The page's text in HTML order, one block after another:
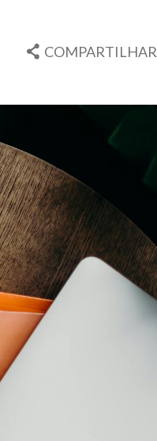
COMPARTILHAR